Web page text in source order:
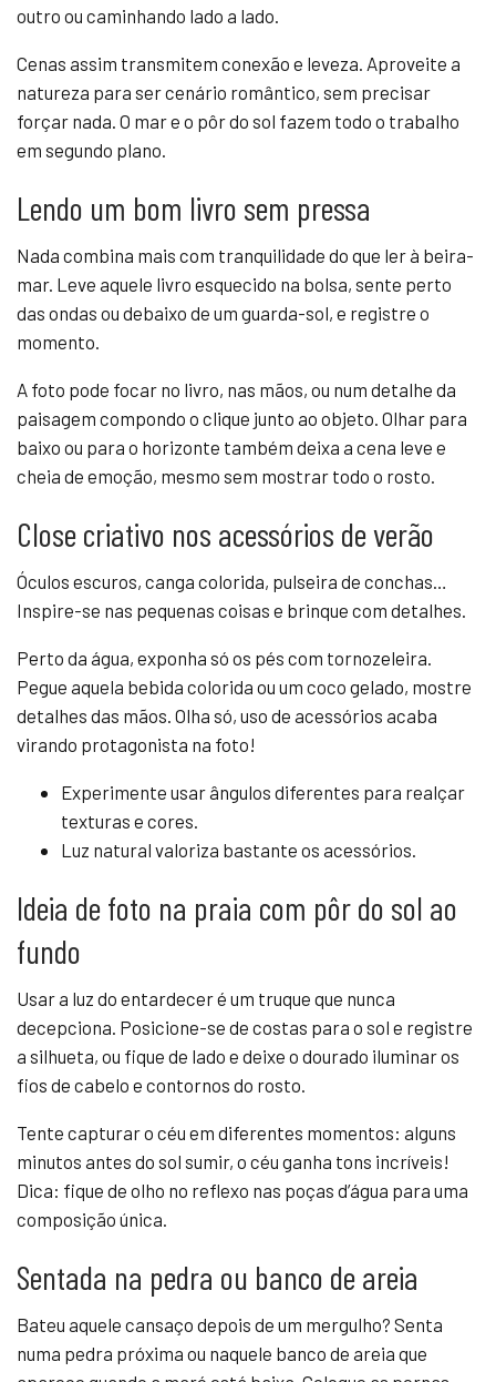
outro ou caminhando lado a lado.
Cenas assim transmitem conexão e leveza. Aproveite a
natureza para ser cenário romântico, sem precisar
forçar nada. O mar e o pôr do sol fazem todo o trabalho
em segundo plano.
Lendo um bom livro sem pressa
Nada combina mais com tranquilidade do que ler à beira-
mar. Leve aquele livro esquecido na bolsa, sente perto
das ondas ou debaixo de um guarda-sol, e registre o
momento.
A foto pode focar no livro, nas mãos, ou num detalhe da
paisagem compondo o clique junto ao objeto. Olhar para
baixo ou para o horizonte também deixa a cena leve e
cheia de emoção, mesmo sem mostrar todo o rosto.
Close criativo nos acessórios de verão
Óculos escuros, canga colorida, pulseira de conchas…
Inspire-se nas pequenas coisas e brinque com detalhes.
Perto da água, exponha só os pés com tornozeleira.
Pegue aquela bebida colorida ou um coco gelado, mostre
detalhes das mãos. Olha só, uso de acessórios acaba
virando protagonista na foto!
Experimente usar ângulos diferentes para realçar
texturas e cores.
Luz natural valoriza bastante os acessórios.
Ideia de foto na praia com pôr do sol ao
fundo
Usar a luz do entardecer é um truque que nunca
decepciona. Posicione-se de costas para o sol e registre
a silhueta, ou fique de lado e deixe o dourado iluminar os
fios de cabelo e contornos do rosto.
Tente capturar o céu em diferentes momentos: alguns
minutos antes do sol sumir, o céu ganha tons incríveis!
Dica: fique de olho no reflexo nas poças d’água para uma
composição única.
Sentada na pedra ou banco de areia
Bateu aquele cansaço depois de um mergulho? Senta
numa pedra próxima ou naquele banco de areia que